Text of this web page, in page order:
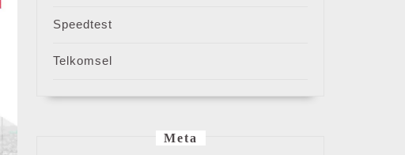
Speedtest
Telkomsel
Meta